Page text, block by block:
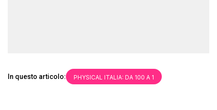
In questo articolo: PHYSICAL ITALIA: DA 100 A 1